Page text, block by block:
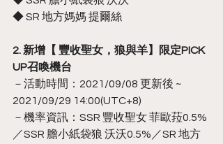
◆ SR 地方媽媽 提爾絲
2. 新增【 豐收聖女，狼與羊】限定PICK
UP召喚機台
－活動時間：2021/09/08 更新後 ~
2021/09/29 14:00(UTC+8)
－機率資訊：SSR 豐收聖女 菲歐菈0.5%
／SSR 膽小紙袋狼 沃沃0.5%／SR 地方